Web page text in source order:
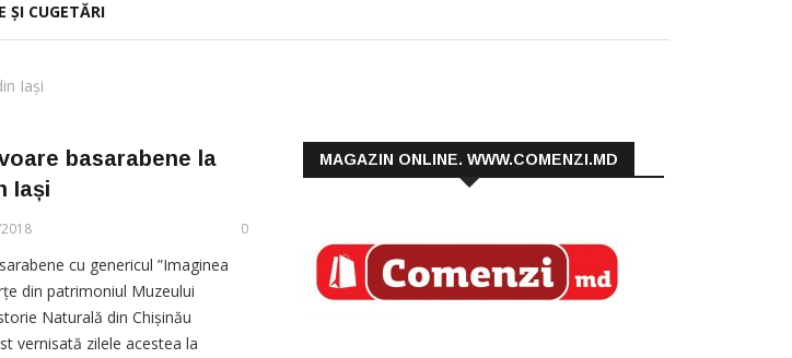
ȘI CUGETĂRI
Iași
basarabene la
Iași
0
cu genericul ”Imaginea
din patrimoniul Muzeului
Naturală din Chișinău
vernisată zilele acestea la
MAGAZIN ONLINE. WWW.COMENZI.MD